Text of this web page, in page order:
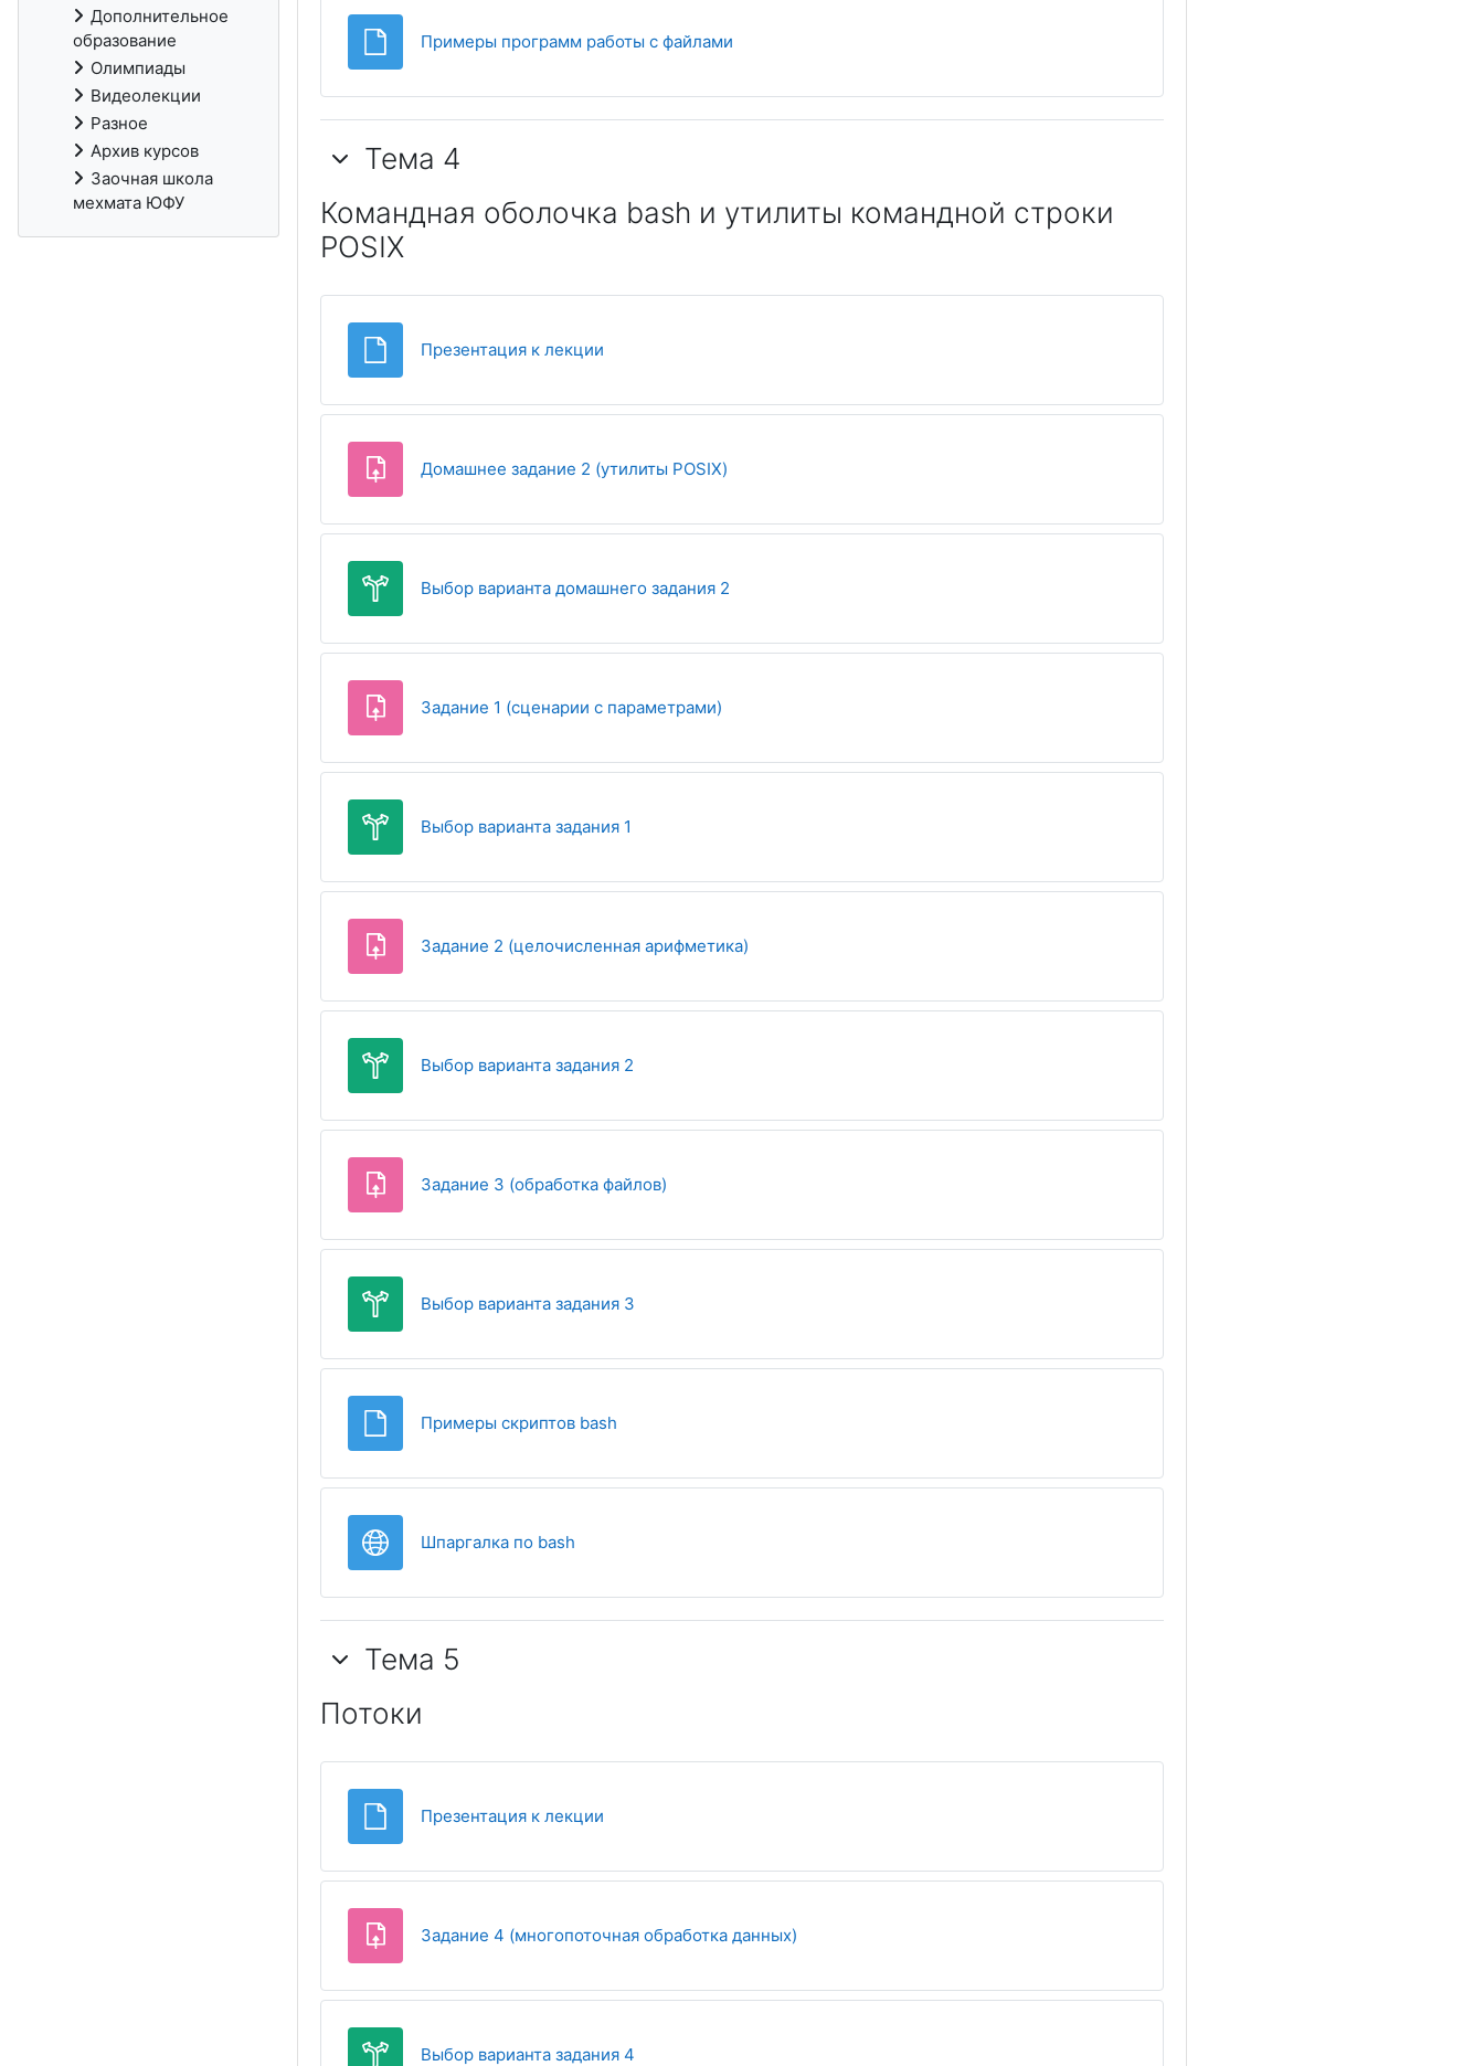
Примеры программ работы с файлами
Тема 4
Командная оболочка bash и утилиты командной строки
POSIX
Презентация к лекцииФайл
Домашнее задание 2 (утилиты POSIX)
Выбор варианта домашнего задания 2Опрос
Задание 1 (сценарии с параметрами)
Выбор варианта задания 1
Задание 2 (целочисленная арифметика)
Выбор варианта задания 2Опрос
Задание 3 (обработка файлов)
Выбор варианта задания 3Опрос
Примеры скриптов bashФайл
Шпаргалка по bashГиперссылка
Тема 5
Потоки
Презентация к лекцииФайл
Задание 4 (многопоточная обработка данных)
Выбор варианта задания 4Опрос
Дополнительное
образование
Олимпиады
Видеолекции
Разное
Архив курсов
Заочная школа
мехмата ЮФУ